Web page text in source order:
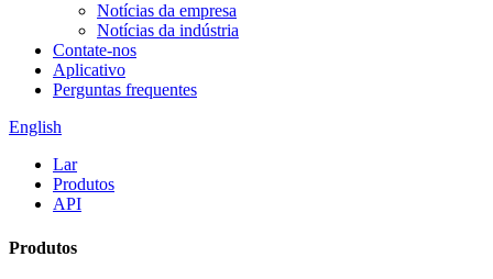
Notícias da empresa
Notícias da indústria
Contate-nos
Aplicativo
Perguntas frequentes
English
Lar
Produtos
API
Produtos